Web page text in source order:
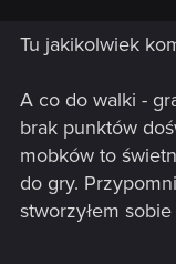
Tu jakikolwiek
A co do walki -
brak punktów
mobków to
do gry.
stworzyłem